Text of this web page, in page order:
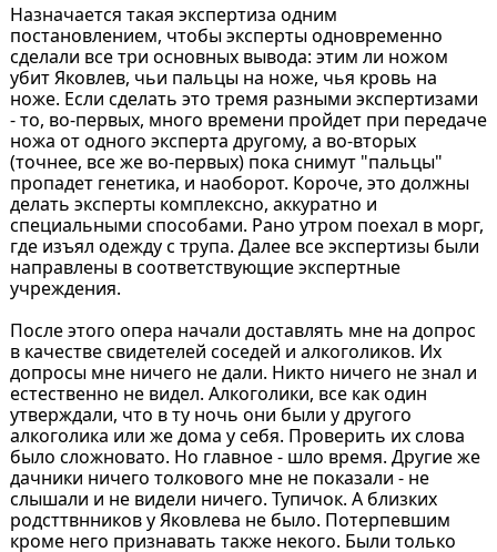
Назначается такая экспертиза одним
постановлением, чтобы эксперты одновременно
сделали все три основных вывода: этим ли ножом
убит Яковлев, чьи пальцы на ноже, чья кровь на
ноже. Если сделать это тремя разными экспертизами
- то, во-первых, много времени пройдет при передаче
ножа от одного эксперта другому, а во-вторых
(точнее, все же во-первых) пока снимут "пальцы"
пропадет генетика, и наоборот. Короче, это должны
делать эксперты комплексно, аккуратно и
специальными способами. Рано утром поехал в морг,
где изъял одежду с трупа. Далее все экспертизы были
направлены в соответствующие экспертные
учреждения.
После этого опера начали доставлять мне на допрос
в качестве свидетелей соседей и алкоголиков. Их
допросы мне ничего не дали. Никто ничего не знал и
естественно не видел. Алкоголики, все как один
утверждали, что в ту ночь они были у другого
алкоголика или же дома у себя. Проверить их слова
было сложновато. Но главное - шло время. Другие же
дачники ничего толкового мне не показали - не
слышали и не видели ничего. Тупичок. А близких
родсттвнников у Яковлева не было. Потерпевшим
кроме него признавать также некого. Были только